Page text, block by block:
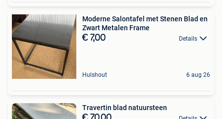
Moderne Salontafel met Stenen Blad en
Zwart Metalen Frame
€ 7,00 Details
Hulshout 6 aug 26
Travertin blad natuursteen